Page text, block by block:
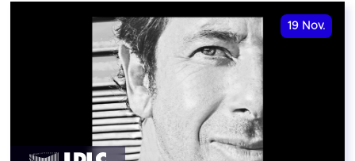
19 Nov.